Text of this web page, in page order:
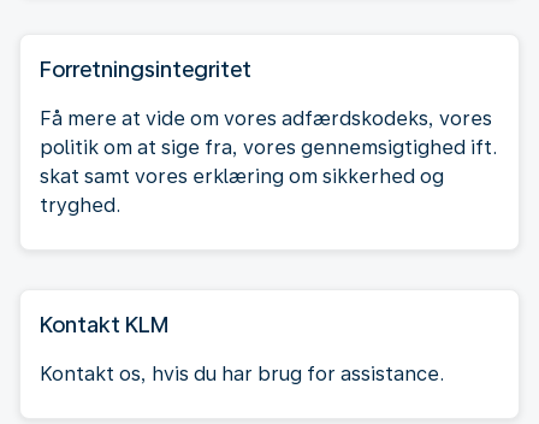
Forretningsintegritet
Få mere at vide om vores adfærdskodeks, vores
politik om at sige fra, vores gennemsigtighed ift.
skat samt vores erklæring om sikkerhed og
tryghed.
Kontakt KLM
Kontakt os, hvis du har brug for assistance.